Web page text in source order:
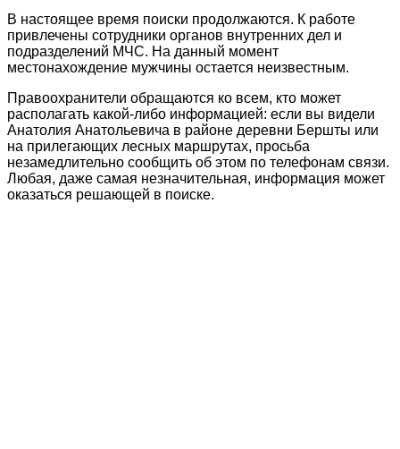
В настоящее время поиски продолжаются. К работе
привлечены сотрудники органов внутренних дел и
подразделений МЧС. На данный момент
местонахождение мужчины остается неизвестным.
Правоохранители обращаются ко всем, кто может
располагать какой-либо информацией: если вы видели
Анатолия Анатольевича в районе деревни Бершты или
на прилегающих лесных маршрутах, просьба
незамедлительно сообщить об этом по телефонам связи.
Любая, даже самая незначительная, информация может
оказаться решающей в поиске.